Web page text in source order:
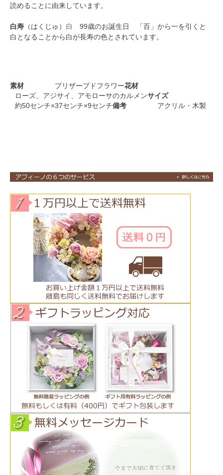
読めることに由来しています。
白寿 （はくじゅ） 白
99歳のお誕生日 「百」から一を引くと
白となることから白が長寿の色とされています。
素材 プリザーブドフラワー花材
ローズ、アジサイ、アモローサのカルメンサイズ
約50センチ×37センチ×9センチ備考 アクリル・木製